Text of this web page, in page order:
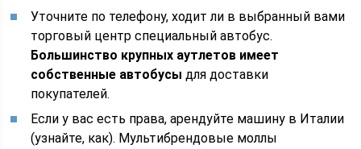
Уточните по телефону, ходит ли в выбранный вами
торговый центр специальный автобус.
Большинство крупных аутлетов имеет
собственные автобусы для доставки
покупателей.
Если у вас есть права, арендуйте машину в Италии
(узнайте, как). Мультибрендовые моллы